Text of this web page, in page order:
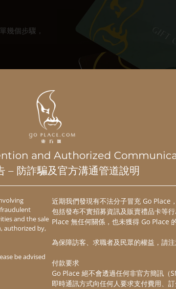
幾個步驟，
出東方匯電子禮品卡:
and Authorized
– 防詐騙及官方溝通管道說明
and the sale
authorized by,
be advised
近期我們發現有不法分子冒充 Go Place
包括發布不實招募資訊及販賣禮品卡等
Place 無任何關係，也未獲得 Go Place
為保障訪客、求職者及民眾的權益，請注
付款要求
Go Place 絕不會透過任何非官方簡訊（
即時通訊方式向任何人要求支付費用、訂